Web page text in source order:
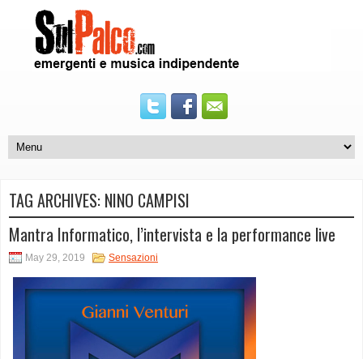
TAG ARCHIVES: NINO CAMPISI
Mantra Informatico, l’intervista e la performance live
May 29, 2019 Sensazioni